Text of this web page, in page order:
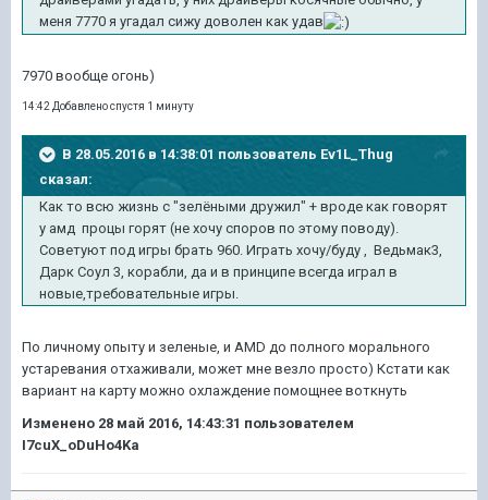
меня 7770 я угадал сижу доволен как удав
7970 вообще огонь)
14:42 Добавлено спустя 1 минуту
В 28.05.2016 в 14:38:01 пользователь Ev1L_Thug
сказал:
Как то всю жизнь с "зелёными дружил" + вроде как говорят
у амд процы горят (не хочу споров по этому поводу).
Советуют под игры брать 960. Играть хочу/буду , Ведьмак3,
Дарк Соул 3, корабли, да и в принципе всегда играл в
новые,требовательные игры.
По личному опыту и зеленые, и AMD до полного морального
устаревания отхаживали, может мне везло просто) Кстати как
вариант на карту можно охлаждение помощнее воткнуть
Изменено 28 май 2016, 14:43:31 пользователем
I7cuX_oDuHo4Ka